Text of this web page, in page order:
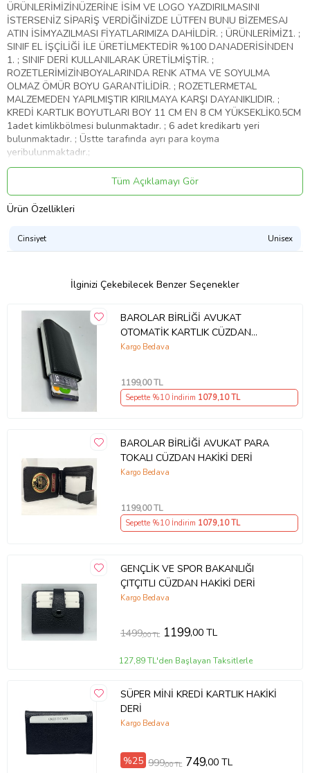
ÜRÜNLERİMİZİNÜZERİNE İSİM VE LOGO YAZDIRILMASINI
İSTERSENİZ SİPARİŞ VERDİĞİNİZDE LÜTFEN BUNU BİZEMESAJ
ATIN İSİMYAZILMASI FİYATLARIMIZA DAHİLDİR. ; ÜRÜNLERİMİZ1. ;
SINIF EL İŞÇİLİĞİ İLE ÜRETİLMEKTEDİR %100 DANADERİSİNDEN
1. ; SINIF DERİ KULLANILARAK ÜRETİLMİŞTİR. ;
ROZETLERİMİZİNBOYALARINDA RENK ATMA VE SOYULMA
OLMAZ ÖMÜR BOYU GARANTİLİDİR. ; ROZETLERMETAL
MALZEMEDEN YAPILMIŞTIR KIRILMAYA KARŞI DAYANIKLIDIR. ;
KREDİ KARTLIK BOYUTLARI BOY 11 CM EN 8 CM YÜKSEKLİK0.5CM
1adet kimlikbölmesi bulunmaktadır. ; 6 adet kredikartı yeri
bulunmaktadır. ; Üstte tarafında ayrı para koyma
yeribulunmaktadır.;
Ürün Kodu:
Tüm Açıklamayı Gör
Ürün Özellikleri
Cinsiyet Unisex
İlginizi Çekebilecek Benzer Seçenekler
BAROLAR BİRLİĞİ AVUKAT
OTOMATİK KARTLIK CÜZDAN
HAKİKİ DERİ
Kargo Bedava
1199,00 TL
Sepette %10 İndirim 1079,10 TL
BAROLAR BİRLİĞİ AVUKAT PARA
TOKALI CÜZDAN HAKİKİ DERİ
Kargo Bedava
1199,00 TL
Sepette %10 İndirim 1079,10 TL
GENÇLİK VE SPOR BAKANLIĞI
ÇITÇITLI CÜZDAN HAKİKİ DERİ
Kargo Bedava
1499,00 TL 1199,00 TL
127,89 TL'den Başlayan Taksitlerle
SÜPER MİNİ KREDİ KARTLIK HAKİKİ
DERİ
Kargo Bedava
%25 999,00 TL 749,00 TL